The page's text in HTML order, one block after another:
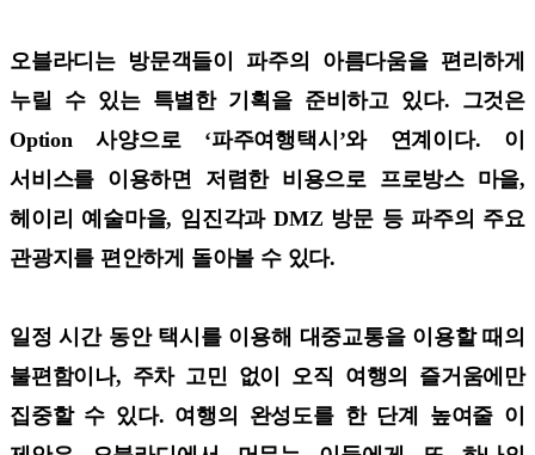
오블라디는 방문객들이 파주의 아름다움을 편리하게
누릴 수 있는 특별한 기획을 준비하고 있다. 그것은
Option 사양으로 ‘파주여행택시’와 연계이다. 이
서비스를 이용하면 저렴한 비용으로 프로방스 마을,
헤이리 예술마을, 임진각과 DMZ 방문 등 파주의 주요
관광지를 편안하게 돌아볼 수 있다.
일정 시간 동안 택시를 이용해 대중교통을 이용할 때의
불편함이나, 주차 고민 없이 오직 여행의 즐거움에만
집중할 수 있다. 여행의 완성도를 한 단계 높여줄 이